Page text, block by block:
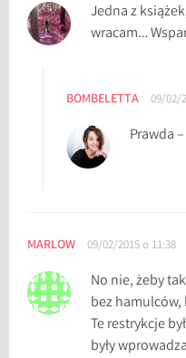
o
S
a
W
n
,
H
a
Jedna z
wracam…
BOMBELETTA 09/02/
Prawda
MARLOW 09/02/2015 o 11:38
No nie, żeby
bez hamulców,
Te restrykcje
były